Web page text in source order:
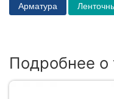
Арматура
Подробнее о